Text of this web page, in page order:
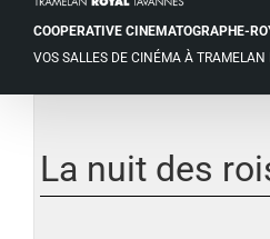
COOPERATIVE CINEMATOGRAPHE-
VOS SALLES DE CINÉMA À
agrandie
La nuit des